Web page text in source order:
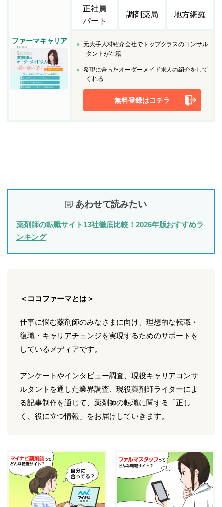
ファーマキャリア
正社員
パート
調剤薬局 地方網羅
元大手人材紹介会社でトップクラスのコンサル
タントが在籍
希望に合ったオーダーメイド求人の紹介をして
くれる
無料登録はコチラ
あわせて読みたい
薬剤師の転職サイト13社徹底比較！2026年版おすすめラ
ンキング
＜ココファーマとは＞
仕事に悩む薬剤師のみなさまに向け、理想的な転職・
復職・キャリアチェンジを実現するためのサポートを
しているメディアです。
アンケートやインタビュー調査、現役キャリアコンサ
ルタントを通した業界調査、現役薬剤師ライターによ
る記事制作を通じて、薬剤師の転職に関する「正し
く、役に立つ情報」をお届けしていきます。